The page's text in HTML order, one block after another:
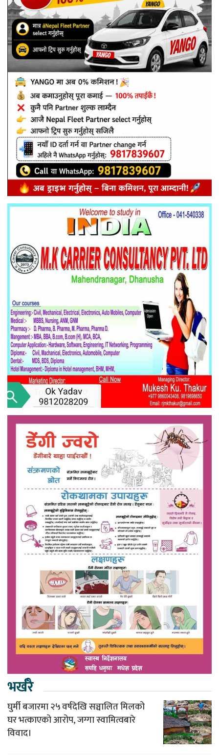
भर्खरै
घुर्मी बजारमा २५ वर्षदेखि सञ्चालित मिलको
घर भत्काएको आरोप, जग्गा स्वामित्वबारे
विवाद।